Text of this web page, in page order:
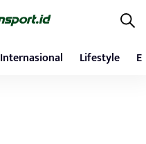
Internasional Lifestyle